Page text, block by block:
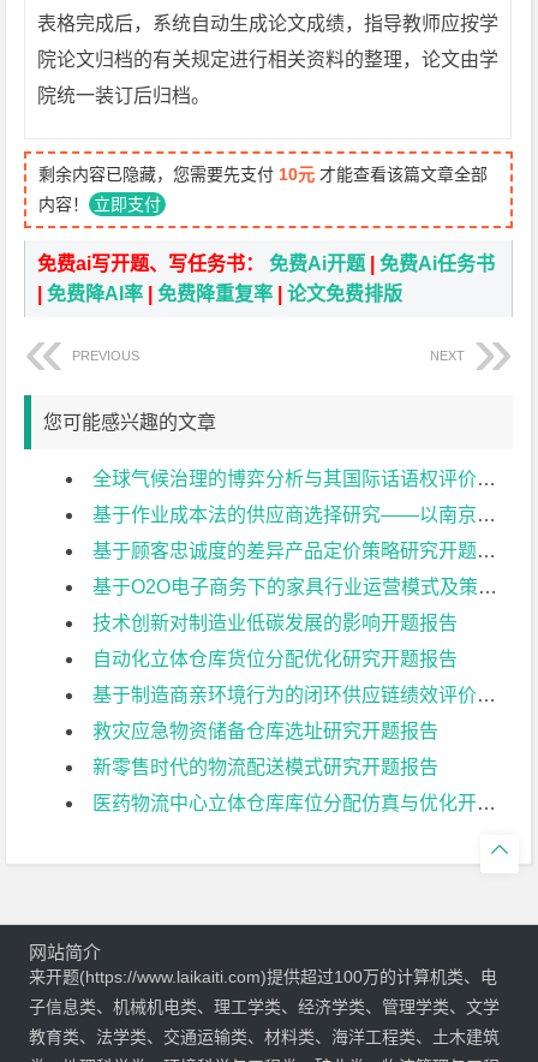
表格完成后，系统自动生成论文成绩，指导教师应按学
院论文归档的有关规定进行相关资料的整理，论文由学
院统一装订后归档。
剩余内容已隐藏，您需要先支付 10元 才能查看该篇文章全部
内容！ 立即支付
免费ai写开题、写任务书：免费Ai开题 |免费Ai任务书
|免费降AI率 |免费降重复率 |论文免费排版
PREVIOUS NEXT
您可能感兴趣的文章
全球气候治理的博弈分析与其国际话语权评价研究开题报告
基于作业成本法的供应商选择研究——以南京日托光伏科技有限公司为例开题报告
基于顾客忠诚度的差异产品定价策略研究开题报告
基于O2O电子商务下的家具行业运营模式及策略研究开题报告
技术创新对制造业低碳发展的影响开题报告
自动化立体仓库货位分配优化研究开题报告
基于制造商亲环境行为的闭环供应链绩效评价研究开题报告
救灾应急物资储备仓库选址研究开题报告
新零售时代的物流配送模式研究开题报告
医药物流中心立体仓库库位分配仿真与优化开题报告

网站简介
来开题(https://www.laikaiti.com)提供超过100万的计算机类、电
子信息类、机械机电类、理工学类、经济学类、管理学类、文学
教育类、法学类、交通运输类、材料类、海洋工程类、土木建筑